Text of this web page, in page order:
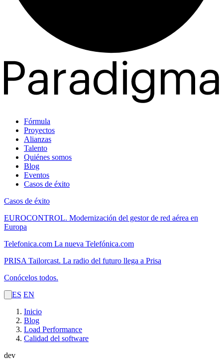
Fórmula
Proyectos
Alianzas
Talento
Quiénes somos
Blog
Eventos
Casos de éxito
Casos de éxito
EUROCONTROL. Modernización del gestor de red aérea en
Europa
Telefonica.com La nueva Telefónica.com
PRISA Tailorcast. La radio del futuro llega a Prisa
Conócelos todos.
ES EN
Inicio
Blog
Load Performance
Calidad del software
dev